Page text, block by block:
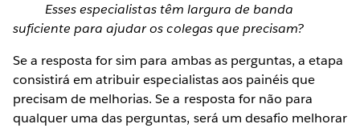
Esses especialistas têm largura de banda
suficiente para ajudar os colegas que precisam?
Se a resposta for sim para ambas as perguntas, a etapa
consistirá em atribuir especialistas aos painéis que
precisam de melhorias. Se a resposta for não para
qualquer uma das perguntas, será um desafio melhorar